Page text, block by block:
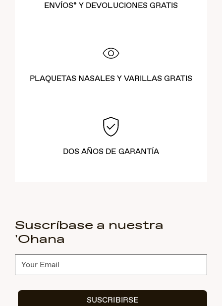
ENVÍOS* Y DEVOLUCIONES GRATIS
PLAQUETAS NASALES Y VARILLAS GRATIS
DOS AÑOS DE GARANTÍA
Suscríbase a nuestra
'Ohana
Suscríbete
SUSCRIBIRSE